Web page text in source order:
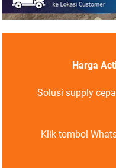
Harga
Solusi supply
Klik tombol